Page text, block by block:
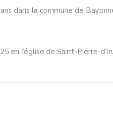
dans la commune de
en l’église de Saint-Pierre-